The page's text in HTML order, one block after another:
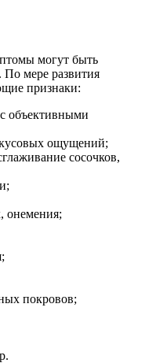
могут быть
По мере развития
признаки:
объективными
ощущений;
сосочков,
онемения;
покровов;